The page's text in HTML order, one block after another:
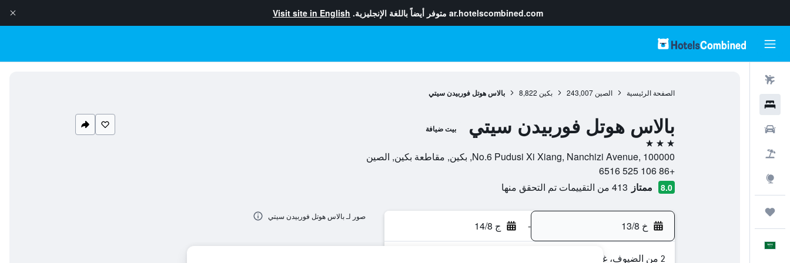
ar.hotelscombined.com متوفر أيضاً باللغة الإنجليزية. Visit site in English
الصفحة الرئيسية الصين 243,007 بكين 8,822 بالاس هوتل فوربيدن سيتي
بالاس هوتل فوربيدن سيتي بيت ضيافة
3 نجوم
No.6 Pudusi Xi Xiang, Nanchizi Avenue, 100000, بكين, مقاطعة بكين, الصين
+86 106 525 6516
8.0 ممتاز 413 من التقييمات تم التحقق منها
خ 13/8 - ج 14/8
2 من الضيوف، غرفة واحدة
صور لـ بالاس هوتل فوربيدن سيتي